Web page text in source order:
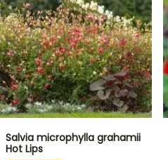
Salvia microphylla grahamii
Hot Lips